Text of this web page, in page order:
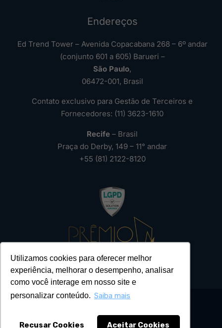
Utilizamos cookies para oferecer melhor
experiência, melhorar o desempenho, analisar
como você interage em nosso site e
personalizar conteúdo. Saiba mais
Recusar Cookies Aceitar Cookies
Endereços
Ed Trend Tower – Avenida Copacabana 268 – 6º andar
(conjunto 601 a 605) Barueri –
São Paulo,
06472-001, Brasil
Contato exclusivo para Gestão de Terceiros e
Fornecedores: (11) 3623-1610
Recife – Brasil
Praça do Derby, 149 – 11° andar
+55 (81) 2122-8120